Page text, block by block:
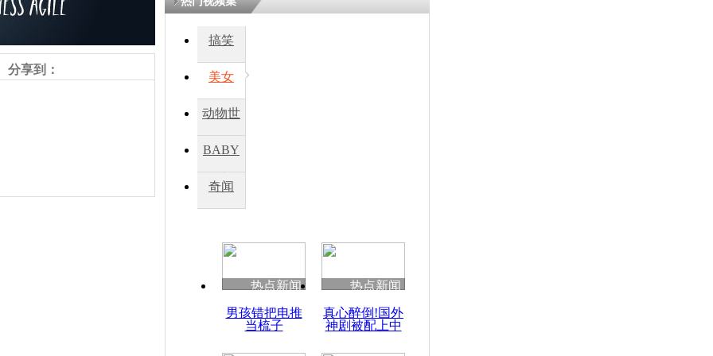
分享到：
搞笑
美女
动物世
BABY
秀
奇闻
热点新闻
男孩错把电推
当梳子
热点新闻
真心醉倒!国外
神剧被配上中